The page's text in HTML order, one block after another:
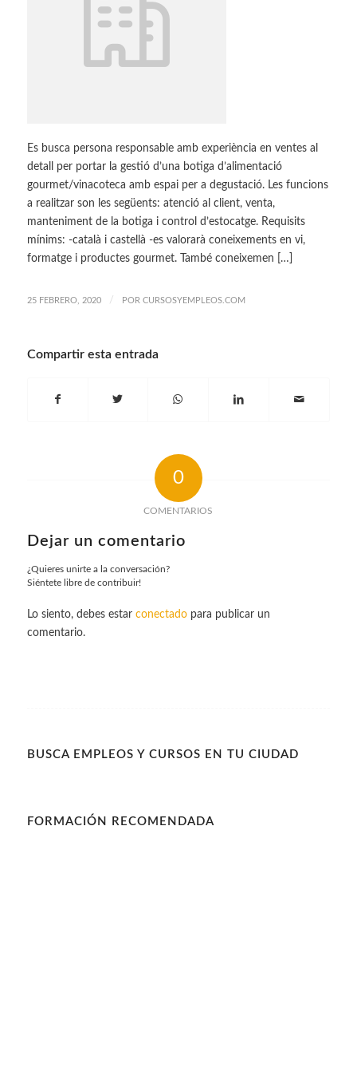
Es busca persona responsable amb experiència en ventes al
detall per portar la gestió d’una botiga d’alimentació
gourmet/vinacoteca amb espai per a degustació. Les funcions
a realitzar son les següents: atenció al client, venta,
manteniment de la botiga i control d’estocatge. Requisits
mínims: -català i castellà -es valorarà coneixements en vi,
formatge i productes gourmet. També coneixemen […]
25 FEBRERO, 2020 / POR CURSOSYEMPLEOS.COM
Compartir esta entrada
0
COMENTARIOS
Dejar un comentario
¿Quieres unirte a la conversación?
Siéntete libre de contribuir!
Lo siento, debes estar conectadopara publicar un
comentario.
BUSCA EMPLEOS Y CURSOS EN TU CIUDAD
FORMACIÓN RECOMENDADA